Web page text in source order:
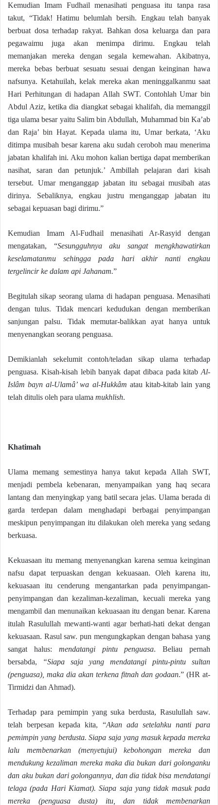
Kemudian Imam Fudhail menasihati penguasa itu tanpa rasa
takut, “Tidak! Hatimu belumlah bersih. Engkau telah banyak
berbuat dosa terhadap rakyat. Bahkan dosa keluarga dan para
pegawaimu juga akan menimpa dirimu. Engkau telah
memanjakan mereka dengan segala kemewahan. Akibatnya,
mereka bebas berbuat sesuatu sesuai dengan keinginan hawa
nafsunya. Ketahuilah, kelak mereka akan meninggalkanmu saat
Hari Perhitungan di hadapan Allah SWT. Contohlah Umar bin
Abdul Aziz, ketika dia diangkat sebagai khalifah, dia memanggil
tiga ulama besar yaitu Salim bin Abdullah, Muhammad bin Ka’ab
dan Raja’ bin Hayat. Kepada ulama itu, Umar berkata, ‘Aku
ditimpa musibah besar karena aku sudah ceroboh mau menerima
jabatan khalifah ini. Aku mohon kalian bertiga dapat memberikan
nasihat, saran dan petunjuk.’ Ambillah pelajaran dari kisah
tersebut. Umar menganggap jabatan itu sebagai musibah atas
dirinya. Sebaliknya, engkau justru menganggap jabatan itu
sebagai kepuasan bagi dirimu.”
Kemudian Imam Al-Fudhail menasihati Ar-Rasyid dengan
mengatakan, “Sesungguhnya aku sangat mengkhawatirkan
keselamatanmu sehingga pada hari akhir nanti engkau
tergelincir ke dalam api Jahanam.”
Begitulah sikap seorang ulama di hadapan penguasa. Menasihati
dengan tulus. Tidak mencari kedudukan dengan memberikan
sanjungan palsu. Tidak memutar-balikkan ayat hanya untuk
menyenangkan seorang penguasa.
Demikianlah sekelumit contoh/teladan sikap ulama terhadap
penguasa. Kisah-kisah lebih banyak dapat dibaca pada kitab Al-
Islâm bayn al-Ulamâ’ wa al-Hukkâm atau kitab-kitab lain yang
telah ditulis oleh para ulama mukhlish.
Khatimah
Ulama memang semestinya hanya takut kepada Allah SWT,
menjadi pembela kebenaran, menyampaikan yang haq secara
lantang dan menyingkap yang batil secara jelas. Ulama berada di
garda terdepan dalam menghadapi berbagai penyimpangan
meskipun penyimpangan itu dilakukan oleh mereka yang sedang
berkuasa.
Kekuasaan itu memang menyenangkan karena semua keinginan
nafsu dapat terpuaskan dengan kekuasaan. Oleh karena itu,
kekuasaan itu cenderung mengantarkan pada penyimpangan-
penyimpangan dan kezaliman-kezaliman, kecuali mereka yang
mengambil dan menunaikan kekuasaan itu dengan benar. Karena
itulah Rasulullah mewanti-wanti agar berhati-hati dekat dengan
kekuasaan. Rasul saw. pun mengungkapkan dengan bahasa yang
sangat halus: mendatangi pintu penguasa. Beliau pernah
bersabda,
“Siapa saja yang mendatangi pintu-pintu sultan
(penguasa), maka dia akan terkena fitnah dan godaan.” (HR at-
Tirmidzi dan Ahmad).
Terhadap para pemimpin yang suka berdusta, Rasulullah saw.
telah berpesan kepada kita, “Akan ada setelahku nanti para
pemimpin yang berdusta. Siapa saja yang masuk kepada mereka
lalu membenarkan (menyetujui) kebohongan mereka dan
mendukung kezaliman mereka maka dia bukan dari golonganku
dan aku bukan dari golongannya, dan dia tidak bisa mendatangi
telaga (pada Hari Kiamat). Siapa saja yang tidak masuk pada
mereka (penguasa dusta) itu, dan tidak membenarkan